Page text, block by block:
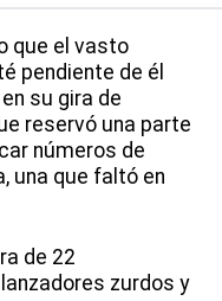
que el vasto
pendiente de él
su gira de
reservó una parte
números de
una que faltó en
de 22
zurdos y